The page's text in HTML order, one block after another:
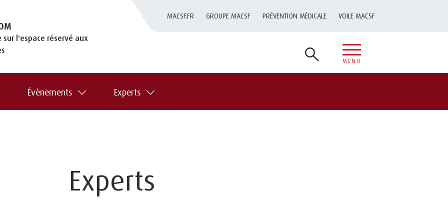
sur l'espace réservé aux
MACSF.FR GROUPE MACSF PRÉVENTION MÉDICALE VOILE MACSF
MENU
Évènements Experts
Experts